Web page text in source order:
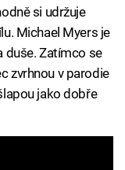
si udržuje
Michael Myers je
duše. Zatímco se
zvrhnou v parodie
jako dobře